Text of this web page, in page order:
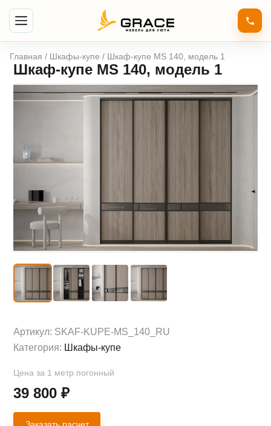
Главная / Шкафы-купе / Шкаф-купе MS 140, модель 1
Шкаф-купе MS 140, модель 1
Артикул: SKAF-KUPE-MS_140_RU
Категория: Шкафы-купе
Цена за 1 метр погонный
39 800₽